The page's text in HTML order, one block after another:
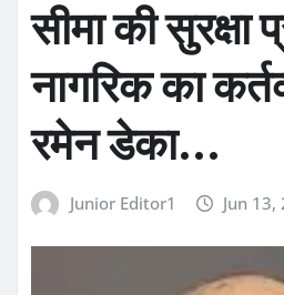
सीमा की सुरक्षा
नागरिक का
रमेन डेका…
Junior Editor1 Jun 13,